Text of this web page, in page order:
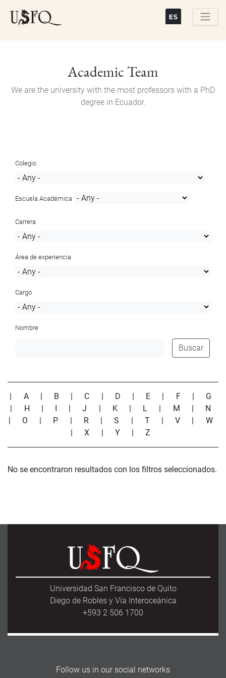
Academic Team
We are the university with the most professors with a PhD
degree in Ecuador.
Colegio
Escuela Académica
Carrera
Área de experiencia
Cargo
Nombre
Buscar
| A | B | C | D | E | F | G
| H | I |J | K | L | M | N
| O | P | R |S | T |V | W
|X | Y |Z
No se encontraron resultados con los filtros seleccionados.
Universidad San Francisco de Quito
Diego de Robles y Vía Interoceánica
+593 2 506 1700
Follow us in our social networks